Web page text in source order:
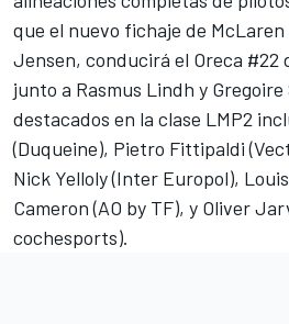
que el nuevo fichaje de
Jensen, conducirá el Oreca #22
junto a Rasmus Lindh y Gregoire
destacados en la clase LMP2
(Duqueine), Pietro Fittipaldi
Nick Yelloly(Inter Europol),
Cameron(AO by TF), y Oliver
cochesports).